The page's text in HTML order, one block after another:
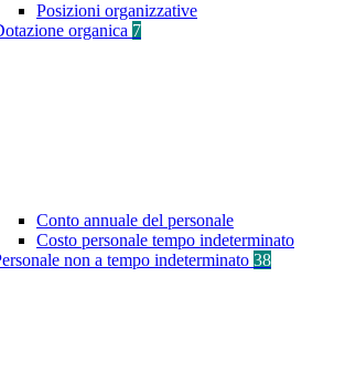
Posizioni organizzative
organica 7
Conto annuale del personale
Costo personale tempo indeterminato
non a tempo indeterminato 38